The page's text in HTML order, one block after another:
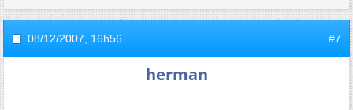
08/12/2007, 16h56 #7
herman